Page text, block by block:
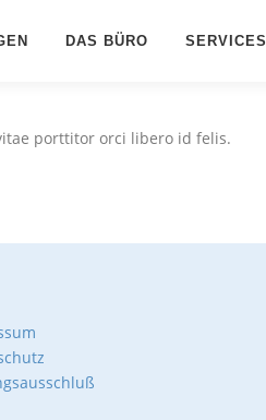
DAS BÜRO SERVICES
porttitor orci libero id felis.